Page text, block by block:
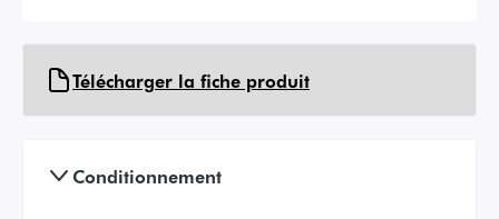
Télécharger la fiche produit
Conditionnement